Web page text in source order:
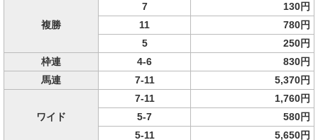
複勝
7
130円
11
780円
5
250円
枠連
4-6
830円
馬連
7-11 5,370円
ワイド
7-11
1,760円
5-7
580円
5-11
5,650円